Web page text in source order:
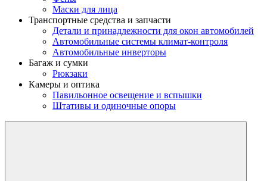
Маски для лица
Транспортные средства и запчасти
Детали и принадлежности для окон автомобилей
Автомобильные системы климат-контроля
Автомобильные инверторы
Багаж и сумки
Рюкзаки
Камеры и оптика
Павильонное освещение и вспышки
Штативы и одиночные опоры